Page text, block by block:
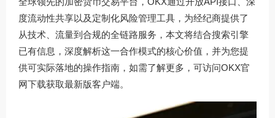
度流动性共享以及定制化风险管理工具，为经纪商提供了
从技术、流量到合规的全链路服务，本文将结合搜索引擎
已有信息，深度解析这一合作模式的核心价值，并为您提
供可实际落地的操作指南，如需了解更多，可访问OKX官
网下载获取最新版客户端。